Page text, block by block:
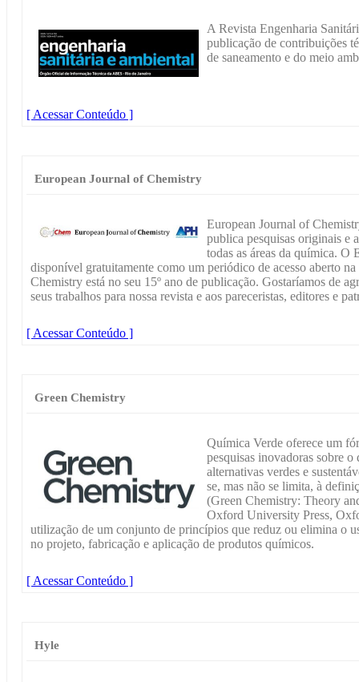
A Revista Engenharia
publicação de contribuições
de saneamento e do meio
[ Acessar Conteúdo ]
European Journal of Chemistry
European Journal of
publica pesquisas originais e
todas as áreas da química. O
disponível gratuitamente como um periódico de acesso aberto
Chemistry está no seu 15º ano de publicação. Gostaríamos de
seus trabalhos para nossa revista e aos pareceristas, editores e
[ Acessar Conteúdo ]
Green Chemistry
Química Verde oferece um
pesquisas inovadoras sobre
alternativas verdes e
se, mas não se limita, à
(Green Chemistry: Theory
Oxford University Press,
utilização de um conjunto de princípios que reduz ou elimina o
no projeto, fabricação e aplicação de produtos químicos.
[ Acessar Conteúdo ]
Hyle